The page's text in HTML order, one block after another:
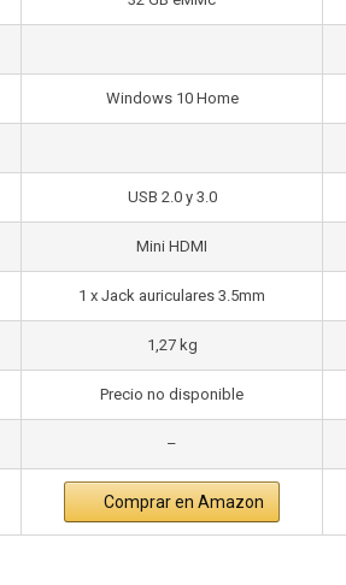
Windows 10 Home
USB 2.0 y 3.0
Mini HDMI
1 x Jack auriculares 3.5mm
1,27 kg
Precio no disponible
–
Comprar en Amazon